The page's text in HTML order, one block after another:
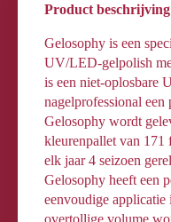
Product beschrijving
Gelosophy is een
UV/LED-gelpolish
is een niet-oplosbare
nagelprofessional
Gelosophy wordt
kleurenpallet van 171
elk jaar 4 seizoen
Gelosophy heeft een
eenvoudige
overtollige volume